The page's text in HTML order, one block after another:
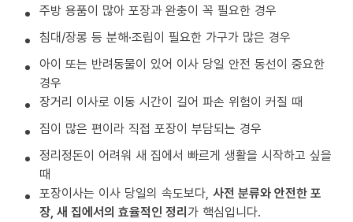
주방 용품이 많아 포장과 완충이 꼭 필요한 경우
침대/장롱 등 분해·조립이 필요한 가구가 많은 경우
아이 또는 반려동물이 있어 이사 당일 안전 동선이 중요한
경우
장거리 이사로 이동 시간이 길어 파손 위험이 커질 때
짐이 많은 편이라 직접 포장이 부담되는 경우
정리정돈이 어려워 새 집에서 빠르게 생활을 시작하고 싶을
때
포장이사는 이사 당일의 속도보다, 사전 분류와 안전한 포
장, 새 집에서의 효율적인 정리가 핵심입니다.